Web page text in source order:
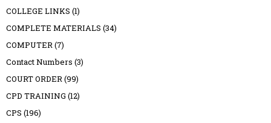
COLLEGE LINKS (1)
COMPLETE MATERIALS (34)
COMPUTER(7)
Contact Numbers (3)
COURT ORDER(99)
CPD TRAINING (12)
CPS (196)